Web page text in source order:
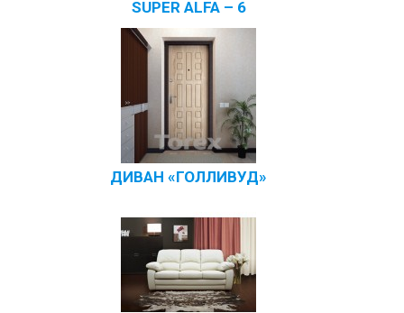
SUPER ALFA – 6
ДИВАН «ГОЛЛИВУД»